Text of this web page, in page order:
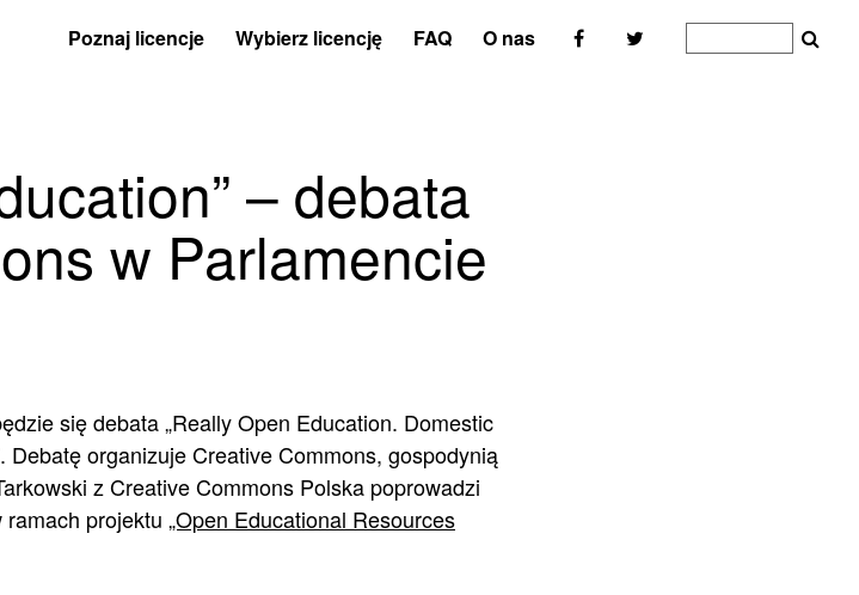
Poznaj licencje Wybierz licencję FAQ O nas
– debata
w Parlamencie
się debata „Really Open Education. Domestic
organizuje Creative Commons, gospodynią
z Creative Commons Polska poprowadzi
projektu „Open Educational Resources